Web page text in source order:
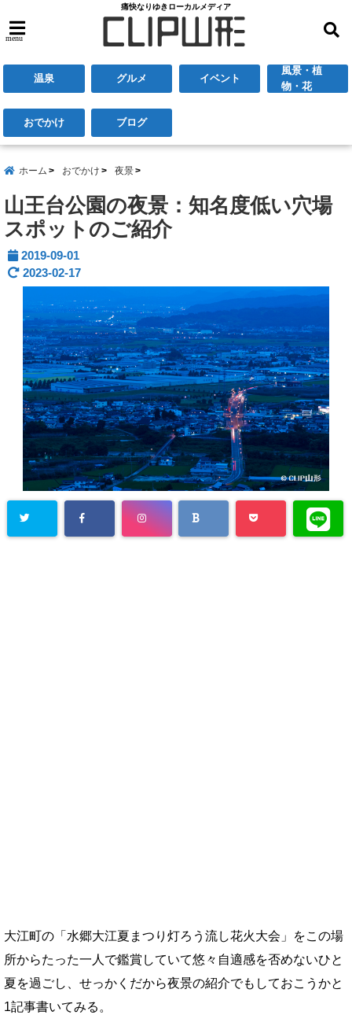
痛快なりゆきローカルメディア
menu
温泉 グルメ イベント
風景・植
物・花
おでかけ ブログ
ホーム おでかけ 夜景
山王台公園の夜景：知名度低い穴場
スポットのご紹介
2019-09-01
2023-02-17
大江町の「水郷大江夏まつり灯ろう流し花火大会」をこの場
所からたった一人で鑑賞していて悠々自適感を否めないひと
夏を過ごし、せっかくだから夜景の紹介でもしておこうかと
1記事書いてみる。